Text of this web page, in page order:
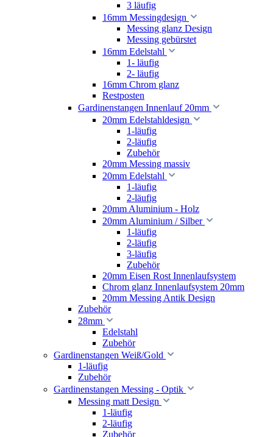
3 läufig
16mm Messingdesign
Messing glanz Design
Messing gebürstet
16mm Edelstahl
1- läufig
2- läufig
16mm Chrom glanz
Restposten
Gardinenstangen Innenlauf 20mm
20mm Edelstahldesign
1-läufig
2-läufig
Zubehör
20mm Messing massiv
20mm Edelstahl
1-läufig
2-läufig
20mm Aluminium - Holz
20mm Aluminium / Silber
1-läufig
2-läufig
3-läufig
Zubehör
20mm Eisen Rost Innenlaufsystem
Chrom glanz Innenlaufsystem 20mm
20mm Messing Antik Design
Zubehör
28mm
Edelstahl
Zubehör
Gardinenstangen Weiß/Gold
1-läufig
Zubehör
Gardinenstangen Messing - Optik
Messing matt Design
1-läufig
2-läufig
Zubehör